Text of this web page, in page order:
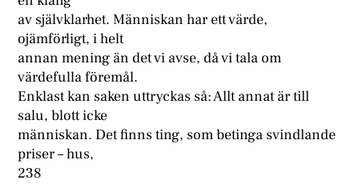
av självklarhet. Människan har ett värde,
ojämförligt, i helt
annan mening än det vi avse, då vi tala om
värdefulla föremål.
Enklast kan saken uttryckas så: Allt annat är till
salu, blott icke
människan. Det finns ting, som betinga svindlande
priser – hus,
238